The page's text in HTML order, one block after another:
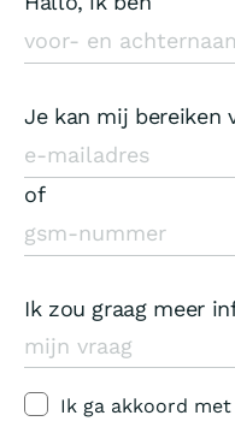
Je kan mij bereiken
of
Ik zou graag meer
Ik ga akkoord met